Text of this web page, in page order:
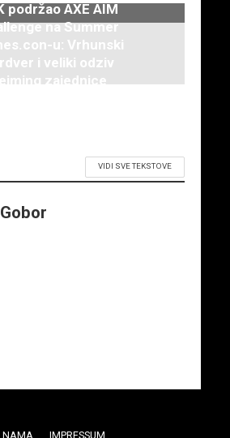
podržao AXE AIM
na Summer
u: Vrhunski
i veliki odziv
zajednice
VIDI SVE TEKSTOVE
NAMA IMPRESSUM